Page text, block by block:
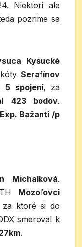
Niektorí ale
pozrime sa
Kysucké
kótySerafínov
5 spojení, za
423 bodov.
Exp. Bažanti /p
Michalková.
Mozoľovci
za ktoré si do
smeroval k
.